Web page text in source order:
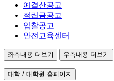
예결산공고
적립금공고
입찰공고
안전교육센터
좌측내용 더보기 우측내용 더보기
대학 / 대학원 홈페이지